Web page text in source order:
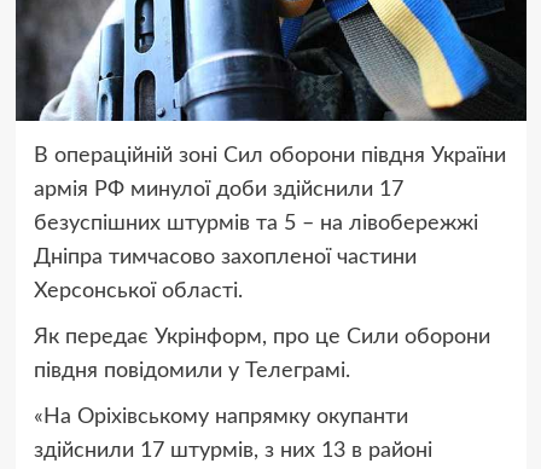
В операційній зоні Сил оборони півдня України
армія РФ минулої доби здійснили 17
безуспішних штурмів та 5 – на лівобережжі
Дніпра тимчасово захопленої частини
Херсонської області.
Як передає Укрінформ, про це Сили оборони
півдня повідомили у Телеграмі.
«На Оріхівському напрямку окупанти
здійснили 17 штурмів, з них 13 в районі